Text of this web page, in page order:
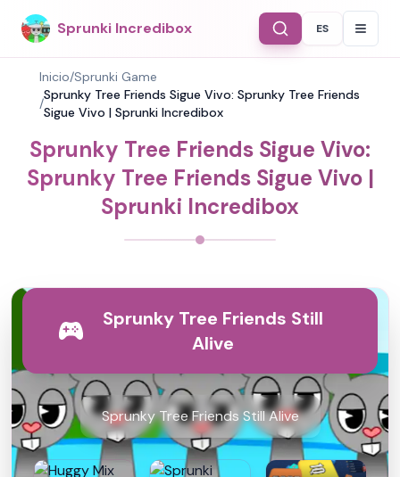
Sprunki Incredibox Select
ES
Inicio/Sprunki Game
/
Sprunky Tree Friends Sigue Vivo: Sprunky Tree Friends
Sigue Vivo | Sprunki Incredibox
Sprunky Tree Friends Sigue Vivo:
Sprunky Tree Friends Sigue Vivo |
Sprunki Incredibox
Sprunky Tree Friends Still
Alive
Sprunky Tree Friends Still Alive